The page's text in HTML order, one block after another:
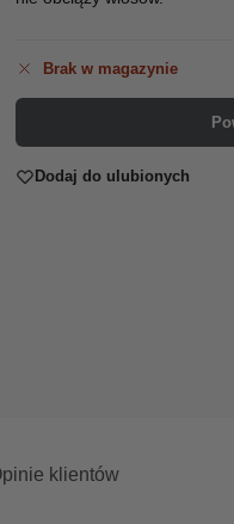
Brak w magazynie
Dodaj do ulubionych
klientów